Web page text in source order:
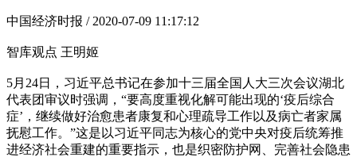
中国经济时报 / 2020-07-09 11:17:12
智库观点 王明姬
5月24日，习近平总书记在参加十三届全国人大三次会议湖北
代表团审议时强调，“要高度重视化解可能出现的‘疫后综合
症’，继续做好治愈患者康复和心理疏导工作以及病亡者家属
抚慰工作。”这是以习近平同志为核心的党中央对疫后统筹推
进经济社会重建的重要指示，也是织密防护网、完善社会隐患